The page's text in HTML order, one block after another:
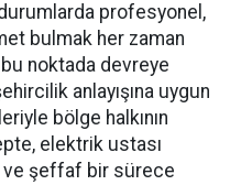
profesyonel,
bulmak her zaman
noktada devreye
anlayışına uygun
bölge halkının
elektrik ustası
ve şeffaf bir sürece